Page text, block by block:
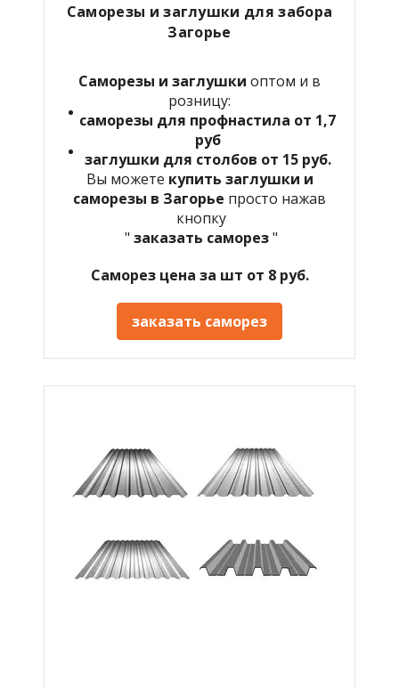
Саморезы и заглушки для забора
Загорье
Саморезы и заглушки оптом и в
розницу:
саморезы для профнастила от 1,7
руб
заглушки для столбов от 15 руб.
Вы можете купить заглушки и
саморезы в Загорье просто нажав
кнопку
" заказать саморез"
Саморез цена за шт от 8 руб.
заказать саморез